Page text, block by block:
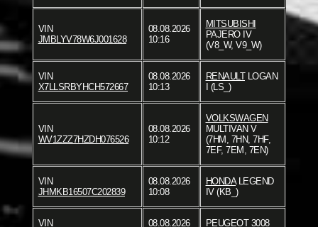
VIN
JMBLYV78W6J001628
08.08.2026
10:16
MITSUBISHI
PAJERO IV
(V8_W, V9_W)
VIN
X7LLSRBYHCH572667
08.08.2026
10:13
RENAULTLOGAN
I (LS_)
VIN
WV1ZZZ7HZDH076526
08.08.2026
10:12
VOLKSWAGEN
MULTIVAN V
(7HM, 7HN, 7HF,
7EF, 7EM, 7EN)
VIN
JHMKB16507C202839
08.08.2026
10:08
HONDALEGEND
IV (KB_)
VIN
08.08.2026
PEUGEOT3008